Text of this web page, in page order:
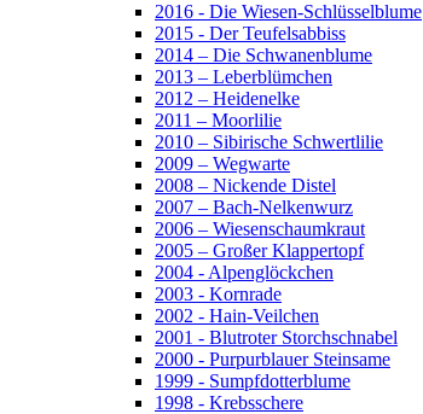
2016 - Die Wiesen-Schlüsselblume
2015 - Der Teufelsabbiss
2014 – Die Schwanenblume
2013 – Leberblümchen
2012 – Heidenelke
2011 – Moorlilie
2010 – Sibirische Schwertlilie
2009 – Wegwarte
2008 – Nickende Distel
2007 – Bach-Nelkenwurz
2006 – Wiesenschaumkraut
2005 – Großer Klappertopf
2004 - Alpenglöckchen
2003 - Kornrade
2002 - Hain-Veilchen
2001 - Blutroter Storchschnabel
2000 - Purpurblauer Steinsame
1999 - Sumpfdotterblume
1998 - Krebsschere